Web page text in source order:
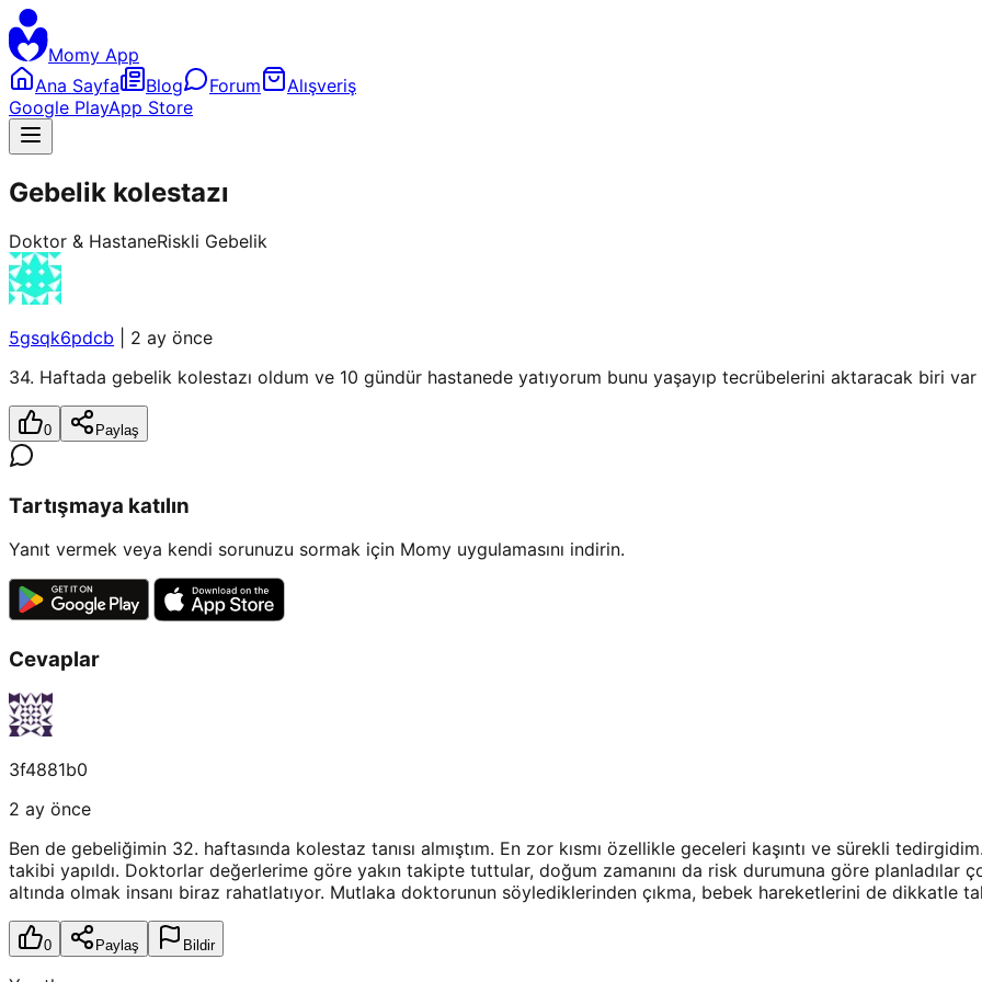
Momy App
Ana Sayfa
Blog Forum
Alışveriş
Google PlayApp Store
Gebelik kolestazı
Doktor & HastaneRiskli Gebelik
5gsqk6pdcb
2 ay önce
34. Haftada gebelik kolestazı oldum ve 10 gündür hastanede yatıyorum bunu yaşayıp tecrübelerini aktaracak biri var
0 Paylaş
Tartışmaya katılın
Yanıt vermek veya kendi sorunuzu sormak için Momy uygulamasını indirin.
Cevaplar
3f4881b0
2 ay önce
Ben de gebeliğimin 32. haftasında kolestaz tanısı almıştım. En zor kısmı özellikle geceleri kaşıntı ve sürekli
takibi yapıldı. Doktorlar değerlerime göre yakın takipte tuttular, doğum zamanını da risk durumuna göre planladılar
altında olmak insanı biraz rahatlatıyor. Mutlaka doktorunun söylediklerinden çıkma, bebek hareketlerini de dikkatle
0 Paylaş Bildir